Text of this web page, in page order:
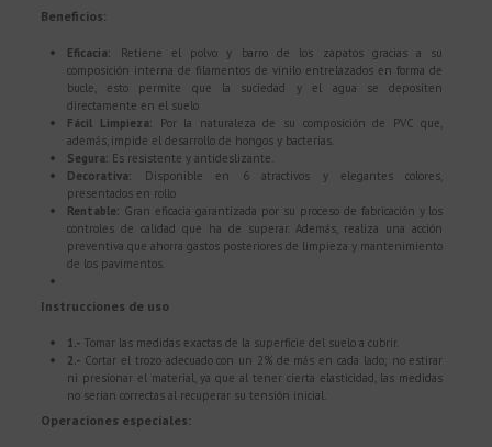
Beneficios:
Eficacia:
Retiene el polvo y barro de los zapatos gracias a su
composición interna de filamentos de vinilo entrelazados en forma de
bucle, esto permite que la suciedad y el agua se depositen
directamente en el suelo
Fácil Limpieza: Por la naturaleza de su composición de PVC que,
además, impide el desarrollo de hongos y bacterias.
Segura: Es resistente y antideslizante.
Decorativa:
Disponible en 6 atractivos y elegantes colores,
presentados en rollo
Rentable: Gran eficacia garantizada por su proceso de fabricación y los
controles de calidad que ha de superar.Además, realiza una acción
preventiva que ahorra gastos posteriores de limpieza y mantenimiento
de los pavimentos.
Instrucciones de uso
1.- Tomar las medidas exactas de la superficie del suelo a cubrir.
2.- Cortar el trozo adecuado con un 2% de más en cada lado; no estirar
ni presionar el material, ya que al tener cierta elasticidad, las medidas
no serían correctas al recuperar su tensión inicial.
Operaciones especiales: